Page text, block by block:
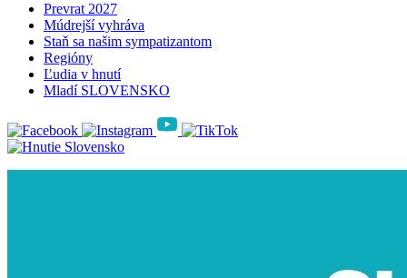
Prevrat 2027
Múdrejší vyhráva
Staň sa našim sympatizantom
Regióny
Ľudia v hnutí
Mladí SLOVENSKO